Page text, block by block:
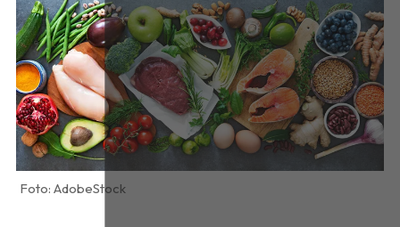
AdobeStock